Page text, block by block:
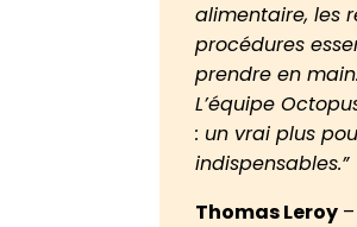
alimentaire, les
procédures
prendre en
L’équipe
: un vrai plus
indispensables.”
Thomas Leroy –